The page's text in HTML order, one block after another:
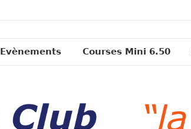
Evènements Courses Mini 6.50